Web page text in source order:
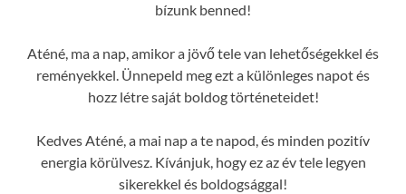
bízunk benned!
Aténé, ma a nap, amikor a jövő tele van lehetőségekkel és
reményekkel. Ünnepeld meg ezt a különleges napot és
hozz létre saját boldog történeteidet!
Kedves Aténé, a mai nap a te napod, és minden pozitív
energia körülvesz. Kívánjuk, hogy ez az év tele legyen
sikerekkel és boldogsággal!